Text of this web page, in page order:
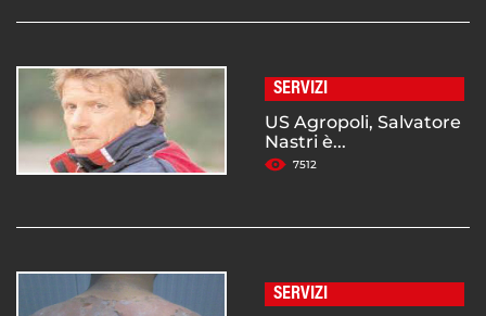
SERVIZI
US Agropoli, Salvatore
Nastri è...
7512
SERVIZI